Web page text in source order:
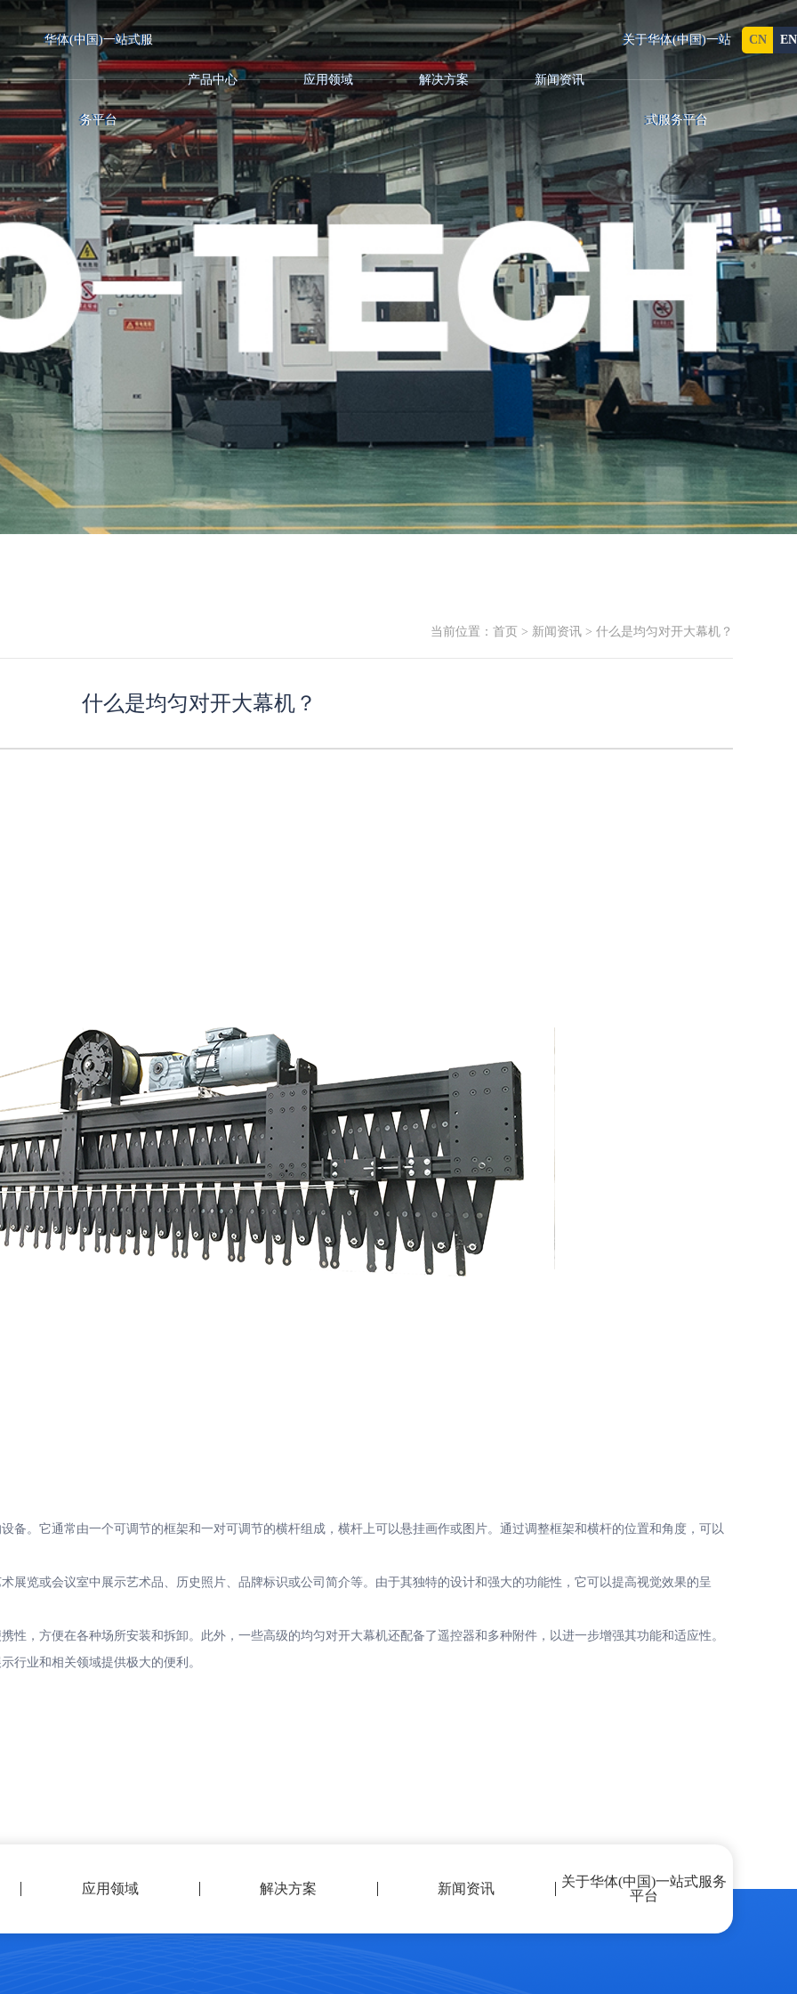
华体(中国)一站式服
务平台
产品中心 应用领域 解决方案 新闻资讯
关于华体(中国)一站
式服务平台
CN EN
当前位置： 首页 > 新闻资讯 > 什么是均匀对开大幕机？
什么是均匀对开大幕机？
它通常由一个可调节的框架和一对可调节的横杆组成，横杆上可以悬挂画作或图片。通过调整框架和横杆的位置和角度，可以
或会议室中展示艺术品、历史照片、品牌标识或公司简介等。由于其独特的设计和强大的功能性，它可以提高视觉效果的呈
方便在各种场所安装和拆卸。此外，一些高级的均匀对开大幕机还配备了遥控器和多种附件，以进一步增强其功能和适应性。
行业和相关领域提供极大的便利。
应用领域 解决方案 新闻资讯
关于华体(中国)一站式服务
平台